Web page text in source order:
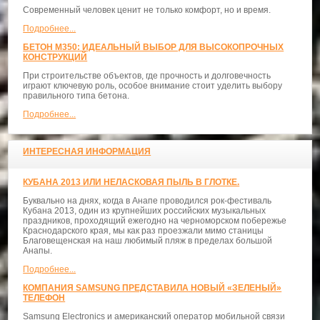
Современный человек ценит не только комфорт, но и время.
Подробнее...
БЕТОН М350: ИДЕАЛЬНЫЙ ВЫБОР ДЛЯ ВЫСОКОПРОЧНЫХ
КОНСТРУКЦИЙ
При строительстве объектов, где прочность и долговечность
играют ключевую роль, особое внимание стоит уделить выбору
правильного типа бетона.
Подробнее...
ИНТЕРЕСНАЯ ИНФОРМАЦИЯ
КУБАНА 2013 ИЛИ НЕЛАСКОВАЯ ПЫЛЬ В ГЛОТКЕ.
Буквально на днях, когда в Анапе проводился рок-фестиваль
Кубана 2013, один из крупнейших российских музыкальных
праздников, проходящий ежегодно на черноморском побережье
Краснодарского края, мы как раз проезжали мимо станицы
Благовещенская на наш любимый пляж в пределах большой
Анапы.
Подробнее...
КОМПАНИЯ SAMSUNG ПРЕДСТАВИЛА НОВЫЙ «ЗЕЛЕНЫЙ»
ТЕЛЕФОН
Samsung Electronics и американский оператор мобильной связи